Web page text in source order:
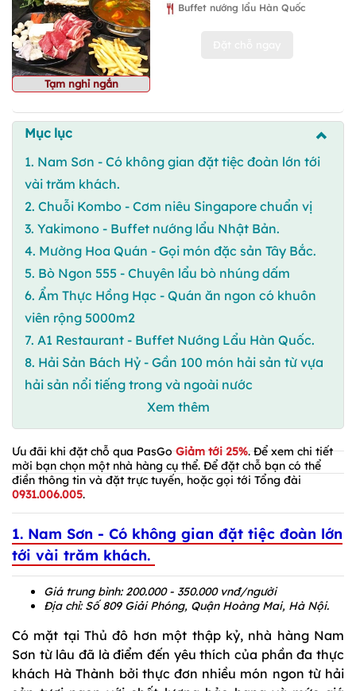
Tạm nghỉ ngắn
Buffet nướng lẩu Hàn Quốc
Mục lục
1. Nam Sơn - Có không gian đặt tiệc đoàn lớn tới
vài trăm khách.
2. Chuỗi Kombo - Cơm niêu Singapore chuẩn vị
3. Yakimono - Buffet nướng lẩu Nhật Bản.
4. Mường Hoa Quán - Gọi món đặc sản Tây Bắc.
5. Bò Ngon 555 - Chuyên lẩu bò nhúng dấm
6. Ẩm Thực Hồng Hạc - Quán ăn ngon có khuôn
viên rộng 5000m2
7. A1 Restaurant - Buffet Nướng Lẩu Hàn Quốc.
8. Hải Sản Bách Hỷ - Gần 100 món hải sản từ vựa
hải sản nổi tiếng trong và ngoài nước
Xem thêm
Ưu đãi khi đặt chỗ qua PasGoGiảm tới 25%. Để xem chi tiết
mời bạn chọn một nhà hàng cụ thể. Để đặt chỗ bạn có thể
điền thông tin và đặt trực tuyến, hoặc gọi tới Tổng đài
0931.006.005.
1. Nam Sơn - Có không gian đặt tiệc đoàn lớn
tới vài trăm khách.
Giá trung bình: 200.000 - 350.000 vnđ/người
Địa chỉ: Số 809 Giải Phóng, Quận Hoàng Mai, Hà Nội.
Có mặt tại Thủ đô hơn một thập kỷ, nhà hàng Nam
Sơn từ lâu đã là điểm đến yêu thích của phần đa thực
khách Hà Thành bởi thực đơn nhiều món ngon từ hải